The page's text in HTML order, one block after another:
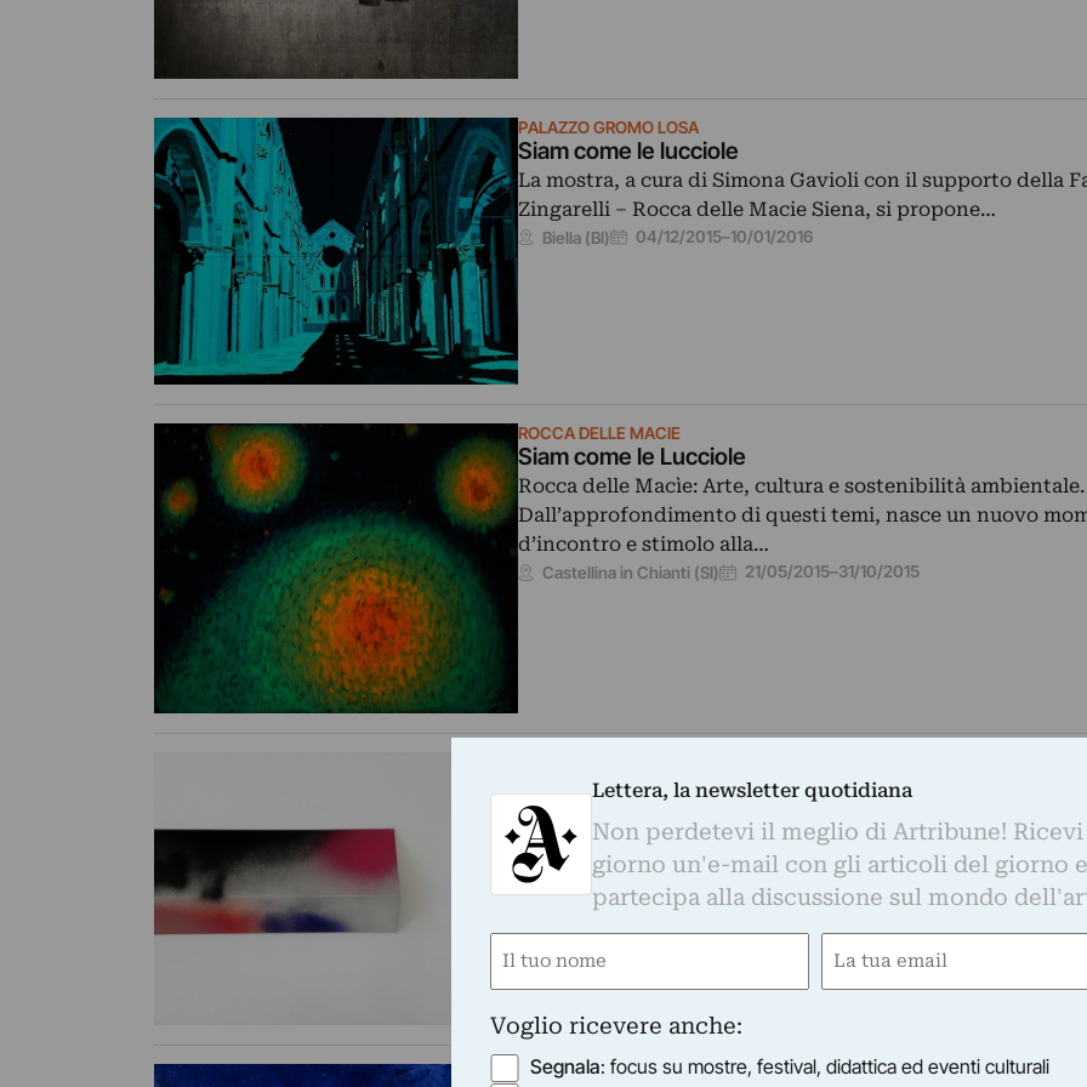
PALAZZO GROMO LOSA
Siam come le lucciole
La mostra, a cura di Simona Gavioli con il supporto della
Zingarelli – Rocca delle Macie Siena, si propone…
Biella (BI) 04/12/2015–10/01/2016
ROCCA DELLE MACIE
Siam come le Lucciole
Rocca delle Macìe: Arte, cultura e sostenibilità ambientale.
Dall’approfondimento di questi temi, nasce un nuovo
d’incontro e stimolo alla…
Castellina in Chianti (SI) 21/05/2015–31/10/2015
Nata dall’osservazione delle dinamiche che ruotano
produzione dei giovani artisti contemporanei, la mostra si
su un aspetto…
Roma (RM) 27/02/2015– 15/04/2015
GALLERIA D'ARTE MODERNA OSVALDO LICINI
Lettera, la newsletter quotidiana
Non perdetevi il meglio di Artribune! Ricevi
giorno un'e-mail con gli articoli del giorno e
partecipa alla discussione sul mondo
Nome
Email
Voglio ricevere anche:
Segnala: focus su mostre, festival, didattica ed eventi culturali